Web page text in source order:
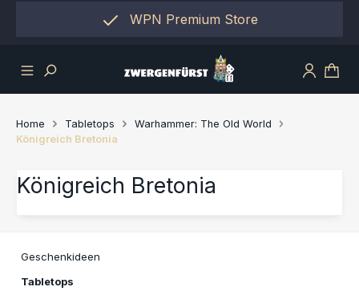
einfach per "Click&Collect"
WPN Premium Store
Home Tabletops
Warhammer: The Old World
Königreich Bretonia
Königreich Bretonia
Geschenkideen
Tabletops